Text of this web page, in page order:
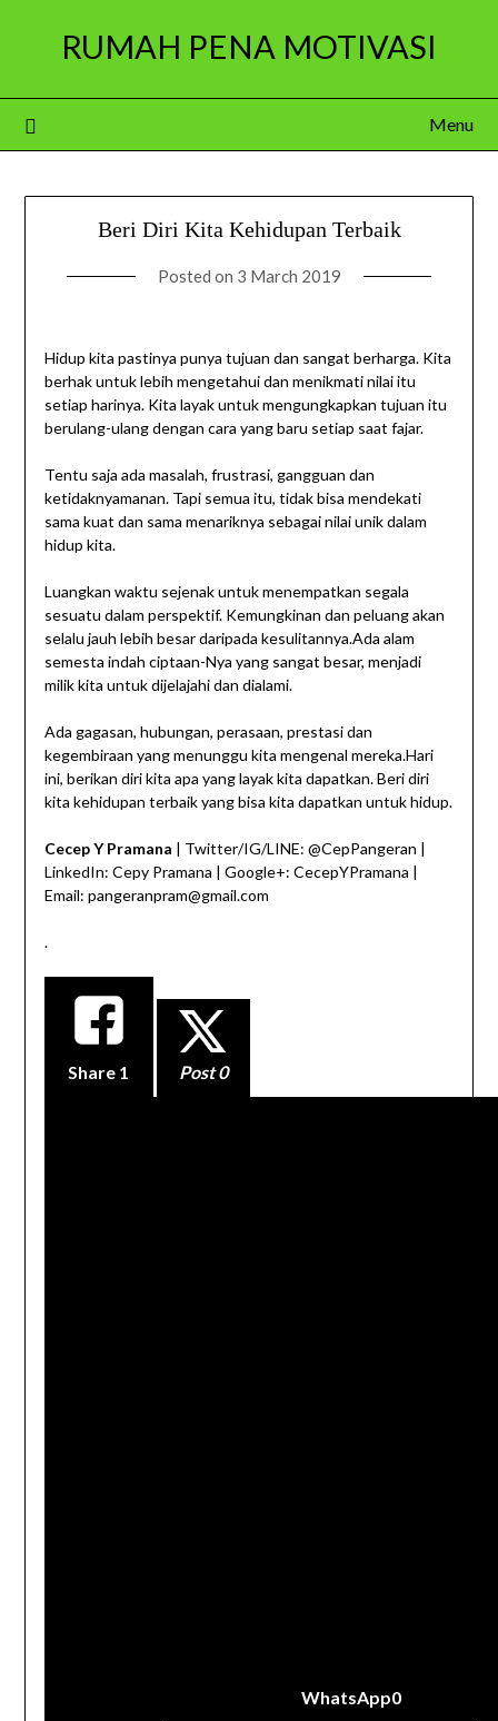
RUMAH PENA MOTIVASI
Menu
Beri Diri Kita Kehidupan Terbaik
Posted on 3 March 2019
Hidup kita pastinya punya tujuan dan sangat berharga. Kita
berhak untuk lebih mengetahui dan menikmati nilai itu
setiap harinya. Kita layak untuk mengungkapkan tujuan itu
berulang-ulang dengan cara yang baru setiap saat fajar.
Tentu saja ada masalah, frustrasi, gangguan dan
ketidaknyamanan. Tapi semua itu, tidak bisa mendekati
sama kuat dan sama menariknya sebagai nilai unik dalam
hidup kita.
Luangkan waktu sejenak untuk menempatkan segala
sesuatu dalam perspektif. Kemungkinan dan peluang akan
selalu jauh lebih besar daripada kesulitannya.Ada alam
semesta indah ciptaan-Nya yang sangat besar, menjadi
milik kita untuk dijelajahi dan dialami.
Ada gagasan, hubungan, perasaan, prestasi dan
kegembiraan yang menunggu kita mengenal mereka.Hari
ini, berikan diri kita apa yang layak kita dapatkan. Beri diri
kita kehidupan terbaik yang bisa kita dapatkan untuk hidup.
Cecep Y Pramana | Twitter/IG/LINE: @CepPangeran |
LinkedIn: Cepy Pramana | Google+: CecepYPramana |
Email: pangeranpram@gmail.com
.
Share 1 Post 0
WhatsApp0